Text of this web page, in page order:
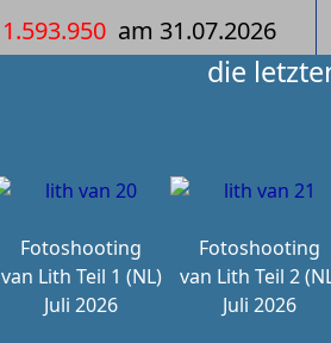
1.593.950 am 31.07.2026
die
Fotoshooting
van Lith Teil 1 (NL)
Juli 2026
Fotoshooting
van Lith Teil 2
Juli 2026